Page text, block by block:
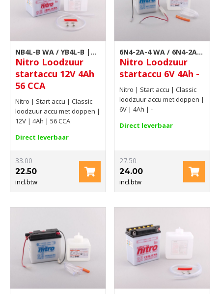
NB4L-B WA / YB4L-B |
Classic loodzuur accu
met doppen
Nitro Loodzuur
startaccu 12V 4Ah
56 CCA
Nitro | Start accu | Classic
loodzuur accu met doppen |
12V | 4Ah | 56 CCA
Direct leverbaar
33.00
22.50
incl.btw
6N4-2A-4 WA / 6N4-2A-4
| Classic loodzuur accu
met doppen
Nitro Loodzuur
startaccu 6V 4Ah -
Nitro | Start accu | Classic
loodzuur accu met doppen |
6V | 4Ah | -
Direct leverbaar
27.50
24.00
incl.btw